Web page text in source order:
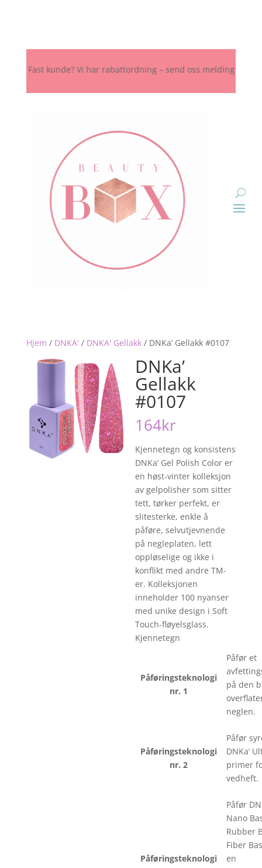
Fast kunde? Vi har rabattordning – send oss melding her,
Hjem / DNKA' / DNKA' Gellakk/ DNKa’ Gellakk #0107
DNKa’
Gellakk
#0107
164kr
Kjennetegn og konsistens
DNKa’ Gel Polish Color er
en høst-vinter kolleksjon
av gelpolisher som sitter
tett, tørker perfekt, er
slitesterke, enkle å
påføre, selvutjevnende
på negleplaten, lett
oppløselige og ikke i
konflikt med andre TM-
er. Kolleksjonen
inneholder 100 nyanser
med unike design i Soft
Touch-fløyelsglass.
Kjennetegn
Påføringsteknologi
nr. 1
Påfør et
på den
neglen.
Påføringsteknologi
nr. 2
Påfør
DNKa’
primer
vedheft.
Påføringsteknologi
Påfør
Nano
Rubber
Fiber
en